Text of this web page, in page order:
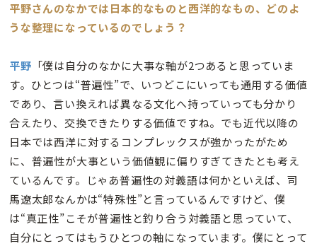
平野さんのなかでは日本的なものと西洋的なもの、どのよ
うな整理になっているのでしょう？
平野 「僕は自分のなかに大事な軸が2つあると思っていま
す。ひとつは“普遍性”で、いつどこにいっても通用する価値
であり、言い換えれば異なる文化へ持っていっても分かり
合えたり、交換できたりする価値ですね。でも近代以降の
日本では西洋に対するコンプレックスが強かったがため
に、普遍性が大事という価値観に偏りすぎてきたとも考え
ているんです。じゃあ普遍性の対義語は何かといえば、司
馬遼太郎なんかは“特殊性”と言っているんですけど、僕
は“真正性”こそが普遍性と釣り合う対義語と思っていて、
自分にとってはもうひとつの軸になっています。僕にとって